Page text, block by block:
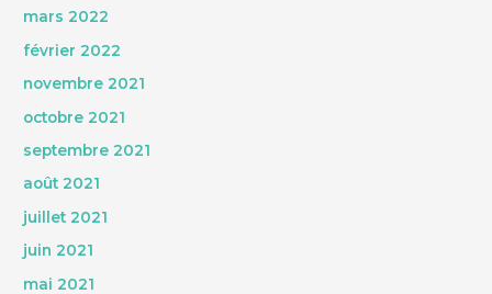
mars 2022
février 2022
novembre 2021
octobre 2021
septembre 2021
août 2021
juillet 2021
juin 2021
mai 2021